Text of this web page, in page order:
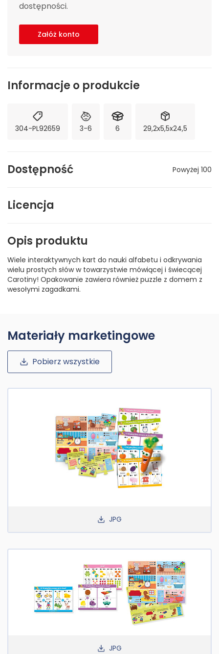
dostępności.
Załóż konto
Informacje o produkcie
304-PL92659 3-6 6 29,2x5,5x24,5
Dostępność Powyżej 100
Licencja
Opis produktu
Wiele interaktywnych kart do nauki alfabetu i odkrywania
wielu prostych słów w towarzystwie mówiącej i świecącej
Carotiny! Opakowanie zawiera również puzzle z domem z
wesołymi zagadkami.
Materiały marketingowe
Pobierz wszystkie
JPG
JPG